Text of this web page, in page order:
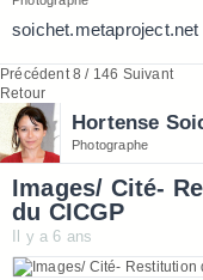
soichet.metaproject.net
Précédent 8 / 146 Suivant
Retour
Hortense
Photographe
Images/ Cité-
du CICGP
Il y a 6 ans